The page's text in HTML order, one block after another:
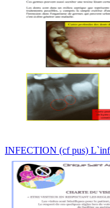
INFECTION (cf pus)